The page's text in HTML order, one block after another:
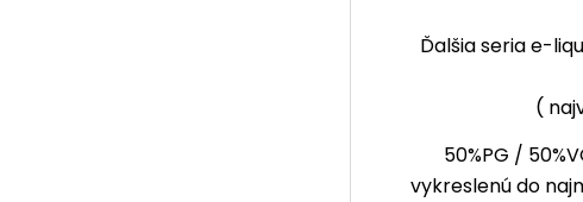
Ďalšia seria e-
(
50%PG /
vykreslenú do